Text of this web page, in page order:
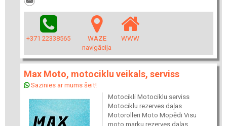
+371 22338565
WAZE
navigācija
WWW
Max Moto, motociklu veikals, serviss
Sazinies ar mums šeit!
Motocikli Motociklu serviss
Motociklu rezerves daļas
Motorolleri Moto Mopēdi Visu
moto marku rezerves daļas